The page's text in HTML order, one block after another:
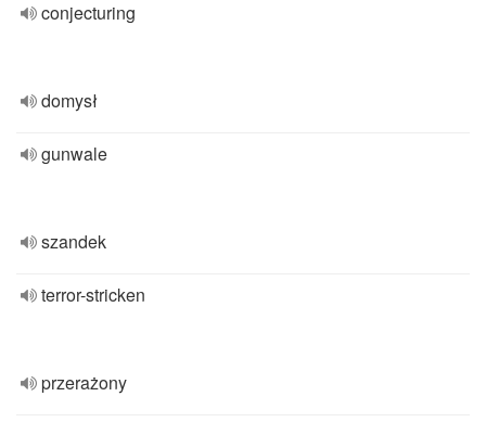
conjecturing
domysł
gunwale
szandek
terror-stricken
przerażony